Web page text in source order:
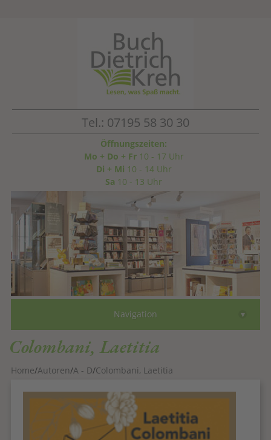
Tel.: 07195 58 30 30
Öffnungszeiten:
Mo + Do + Fr10 - 17 Uhr
Di + Mi 10 - 14 Uhr
Sa 10 - 13 Uhr
Bücher
Autoren
Comics
Gutscheine
Faksimile
Navigation ▾
Colombani, Laetitia
Home Autoren A - D Colombani, Laetitia